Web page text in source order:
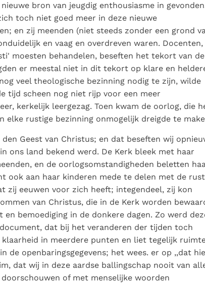
bron van jeugdig enthousiasme in
toch niet goed meer in deze nieuwe
en zij meenden (niet steeds zonder een grond
en vaag en overdreven waren. Docenten,
moesten behandelen, beseften het tekort van de
er meestal niet in dit tekort op klare en
veel theologische bezinning nodig te zijn, wilde
tijd scheen nog niet rijp voor een meer
kerkelijk leergezag. Toen kwam de oorlog, die
elke rustige bezinning onmogelijk dreigde te
Geest van Christus; en dat beseften wij
ons land bekend werd. De Kerk bleek met haar
en de oorlogsomstandigheden beletten
ook aan haar kinderen mede te delen met de rust
zij eeuwen voor zich heeft; integendeel, zij kon
van Christus, die in de Kerk worden
bemoediging in de donkere dagen. Zo werd
dat bij het veranderen der tijden toch
in meerdere punten en liet tegelijk
de openbaringsgegevens; het wees. er op ,,dat
dat wij in deze aardse ballingschap nooit van
of met menselijke woorden